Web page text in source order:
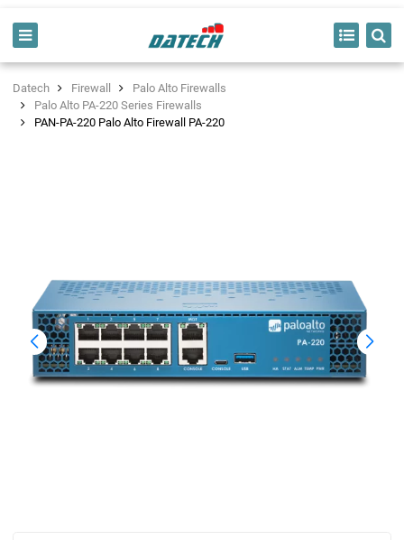
Datech Firewall
Palo Alto Firewalls
Palo Alto PA-220 Series Firewalls
PAN-PA-220 Palo Alto Firewall PA-220